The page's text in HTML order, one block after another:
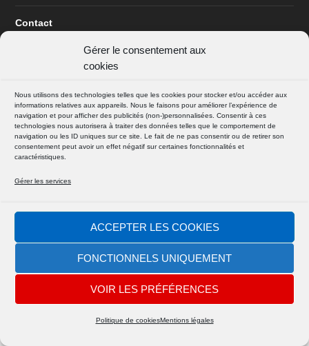
Gérer le consentement aux
cookies
Nous utilisons des technologies telles que les cookies pour stocker et/ou accéder aux
informations relatives aux appareils. Nous le faisons pour améliorer l’expérience de
navigation et pour afficher des publicités (non-)personnalisées. Consentir à ces
technologies nous autorisera à traiter des données telles que le comportement de
navigation ou les ID uniques sur ce site. Le fait de ne pas consentir ou de retirer son
consentement peut avoir un effet négatif sur certaines fonctionnalités et
caractéristiques.
Gérer les services
ACCEPTER LES COOKIES
FONCTIONNELS UNIQUEMENT
VOIR LES PRÉFÉRENCES
Politique de cookiesMentions légales
Contact
Les cookies sur notre site
INSTAGRAM